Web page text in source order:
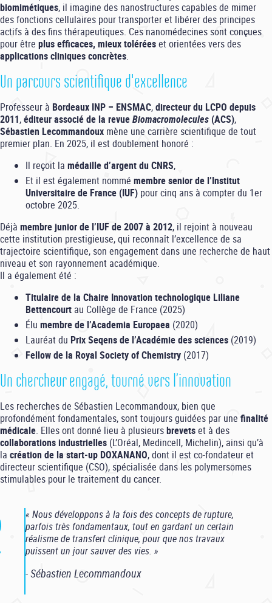
biomimétiques, il imagine des nanostructures capables de mimer
des fonctions cellulaires pour transporter et libérer des principes
actifs à des fins thérapeutiques. Ces nanomédecines sont conçues
pour être plus efficaces, mieux toléréeset orientées vers des
applications cliniques concrètes.
Un parcours scientifique d'excellence
Professeur à Bordeaux INP – ENSMAC,directeur du LCPO depuis
2011,éditeur associé de la revueBiomacromolecules (ACS),
Sébastien Lecommandoux mène une carrière scientifique de tout
premier plan. En 2025, il est doublement honoré :
Il reçoit la médaille d’argent du CNRS,
Et il est également nommé membre senior de l’Institut
Universitaire de France (IUF) pour cinq ans à compter du 1er
octobre 2025.
Déjà membre junior de l’IUF de 2007 à 2012, il rejoint à nouveau
cette institution prestigieuse, qui reconnaît l’excellence de sa
trajectoire scientifique, son engagement dans une recherche de haut
niveau et son rayonnement académique.
Il a également été :
Titulaire de la Chaire Innovation technologique Liliane
Bettencourt au Collège de France (2025)
Élu membre de l’Academia Europaea (2020)
Lauréat du Prix Seqens de l’Académie des sciences (2019)
Fellow de la Royal Society of Chemistry (2017)
Un chercheur engagé, tourné vers l’innovation
Les recherches de Sébastien Lecommandoux, bien que
profondément fondamentales, sont toujours guidées par une finalité
médicale. Elles ont donné lieu à plusieursbrevetset à des
collaborations industrielles (L’Oréal, Medincell, Michelin), ainsi qu’à
la création de la start-up DOXANANO, dont il est co-fondateur et
directeur scientifique (CSO), spécialisée dans les polymersomes
stimulables pour le traitement du cancer.
« Nous développons à la fois des concepts de rupture,
parfois très fondamentaux, tout en gardant un certain
réalisme de transfert clinique, pour que nos travaux
puissent un jour sauver des vies. »
- Sébastien Lecommandoux